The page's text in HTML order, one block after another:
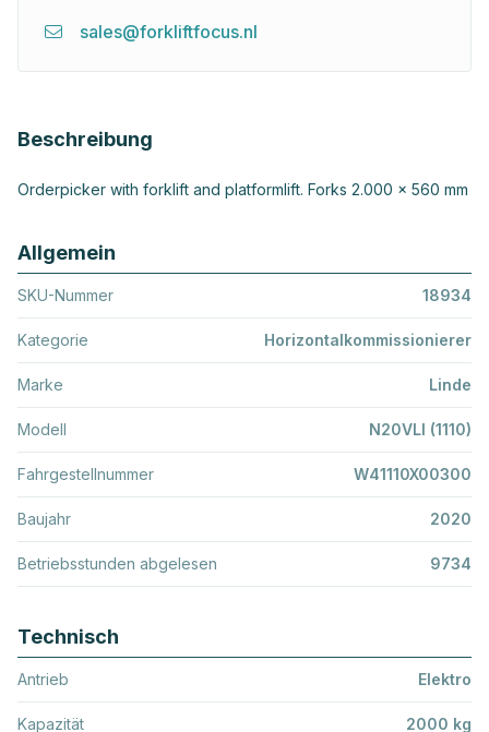
sales@forkliftfocus.nl
Beschreibung
Orderpicker with forklift and platformlift. Forks 2.000 x 560 mm
Allgemein
SKU-Nummer 18934
Kategorie Horizontalkommissionierer
Marke Linde
Modell N20VLI (1110)
Fahrgestellnummer W41110X00300
Baujahr 2020
Betriebsstunden abgelesen 9734
Technisch
Antrieb Elektro
Kapazität 2000 kg